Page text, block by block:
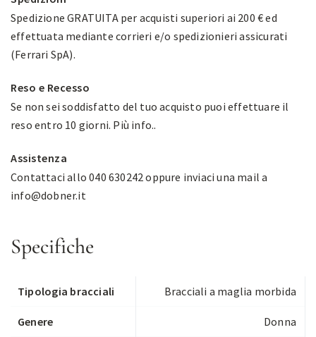
Spedizione GRATUITA per acquisti superiori ai 200 € ed
effettuata mediante corrieri e/o spedizionieri assicurati
(Ferrari SpA).
Reso e Recesso
Se non sei soddisfatto del tuo acquisto puoi effettuare il
reso entro 10 giorni. Più info..
Assistenza
Contattaci allo 040 630242 oppure inviaci una mail a
info@dobner.it
Specifiche
Tipologia bracciali Bracciali a maglia morbida
Genere Donna